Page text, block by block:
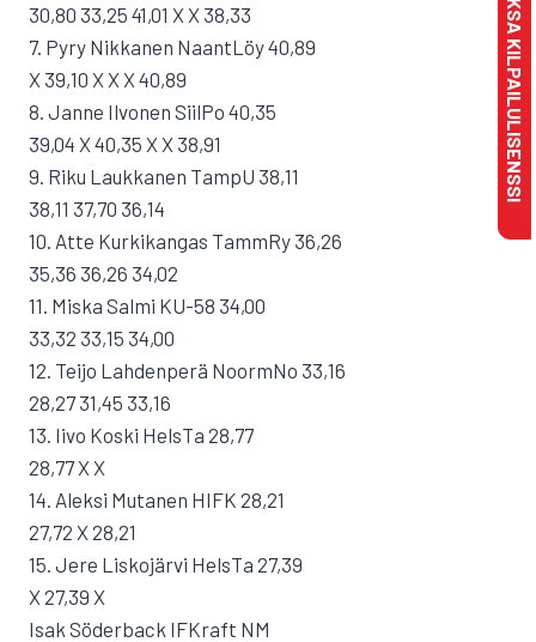
30,80 33,25 41,01 X X 38,33
7. Pyry Nikkanen NaantLöy 40,89
X 39,10 X X X 40,89
8. Janne Ilvonen SiilPo 40,35
39,04 X 40,35 X X 38,91
9. Riku Laukkanen TampU 38,11
38,11 37,70 36,14
10. Atte Kurkikangas TammRy 36,26
35,36 36,26 34,02
11. Miska Salmi KU-58 34,00
33,32 33,15 34,00
12. Teijo Lahdenperä NoormNo 33,16
28,27 31,45 33,16
13. Iivo Koski HelsTa 28,77
28,77 X X
14. Aleksi Mutanen HIFK 28,21
27,72 X 28,21
15. Jere Liskojärvi HelsTa 27,39
X 27,39 X
Isak Söderback IFKraft NM
MAKSA KILPAILULISENSSI